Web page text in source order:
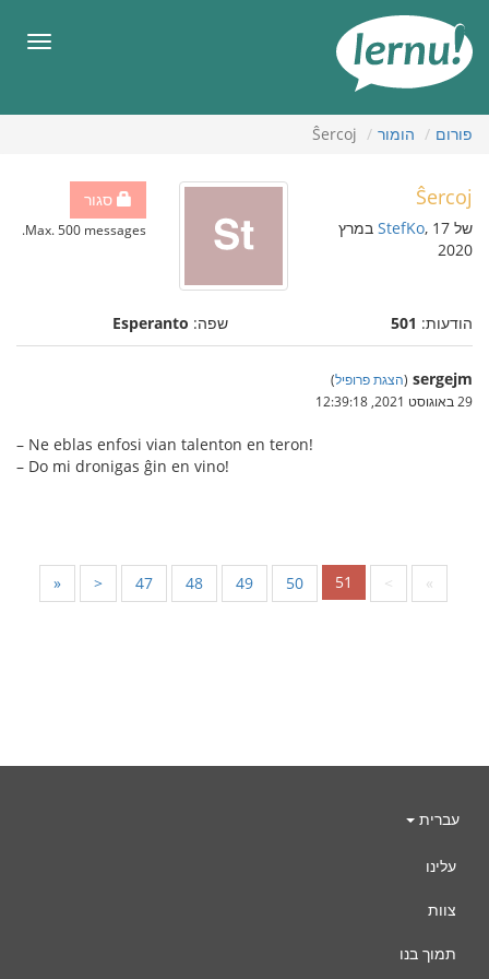
העניינים
פורום הומור Ŝercoj
סגור
Max. 500 messages.
Ŝercoj
של StefKo , 17 במרץ
2020
הודעות: 501 שפה: Esperanto
sergejm
(הצגת פרופיל)
29 באוגוסט 2021, 12:39:18
– Ne eblas enfosi vian talenton en teron!
– Do mi dronigas ĝin en vino!
« < 47 48 49 50 51 > »
עברית
עלינו
צוות
תמוך בנו